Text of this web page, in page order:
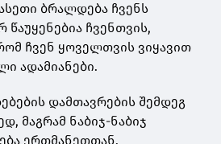
ბრალდება ჩვენს
წაუყენებია ჩვენთვის,
ჩვენ ყოველთვის ვიყავით
ადამიანები.
დამთავრების შემდეგ
მაგრამ ნაბიჯ-ნაბიჯ
ერთმანეთთან.